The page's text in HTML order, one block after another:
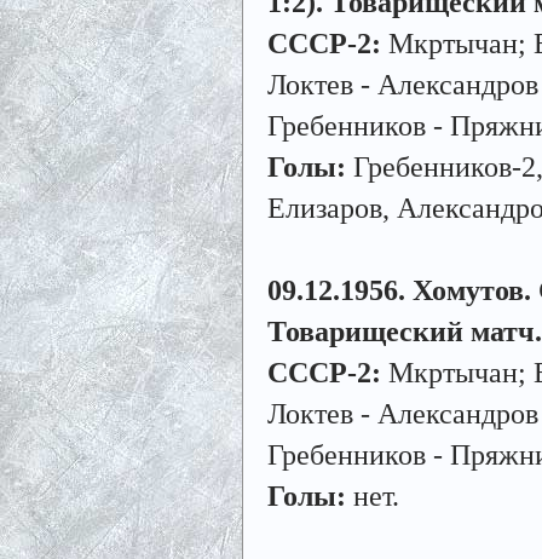
СССР-2: Мкртычан;
Локтев -
Гребенников -
Голы: Гребенников-
Елизаров,
09.12.1956.
Товарищеский матч.
СССР-2: Мкртычан;
Локтев -
Гребенников -
Голы: нет.